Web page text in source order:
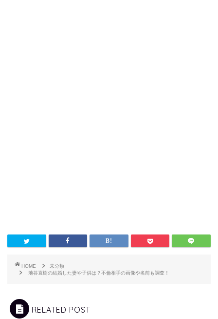
HOME
未分類
池谷直樹の結婚した妻や子供は？不倫相手の画像や名前も調査！
RELATED POST